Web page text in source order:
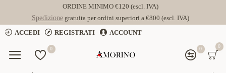
ORDINE MINIMO €120 (escl. IVA)
Spedizionegratuita per ordini superiori a €800 (escl. IVA)
ACCEDI
REGISTRATI ACCOUNT
0 0 0